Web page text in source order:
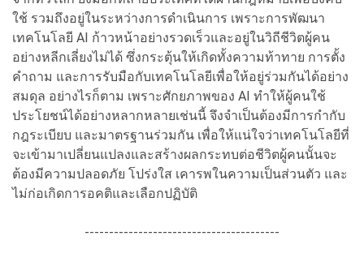
ใช้ รวมถึงอยู่ในระหว่างการดำเนินการ เพราะการพัฒนา
เทคโนโลยี AI ก้าวหน้าอย่างรวดเร็วและอยู่ในวิถีชีวิตผู้คน
อย่างหลีกเลี่ยงไม่ได้ ซึ่งกระตุ้นให้เกิดทั้งความท้าทาย การตั้ง
คำถาม และการรับมือกับเทคโนโลยีเพื่อให้อยู่ร่วมกันได้อย่าง
สมดุล อย่างไรก็ตาม เพราะศักยภาพของ AI ทำให้ผู้คนใช้
ประโยชน์ได้อย่างหลากหลายเช่นนี้ จึงจำเป็นต้องมีการกำกับ
กฎระเบียบ และมาตรฐานร่วมกัน เพื่อให้แน่ใจว่าเทคโนโลยีที่
จะเข้ามาเปลี่ยนแปลงและสร้างผลกระทบต่อชีวิตผู้คนนั้นจะ
ต้องมีความปลอดภัย โปร่งใส เคารพในความเป็นส่วนตัว และ
ไม่ก่อเกิดการอคติและเลือกปฏิบัติ
----------------------------------------